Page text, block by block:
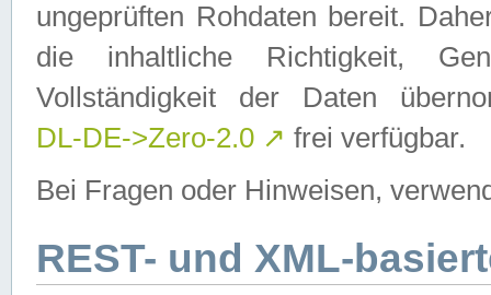
ungeprüften Rohdaten bereit.
die inhaltliche Richtigkeit,
Vollständigkeit der Daten
DL-DE->Zero-2.0 ↗ frei verfügbar.
Bei Fragen oder Hinweisen,
REST- und XML-